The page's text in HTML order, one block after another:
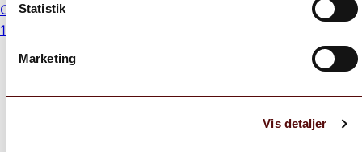
Statistik
Marketing
Vis detaljer
Open post by grand_vinhandel with ID
18076860695336304